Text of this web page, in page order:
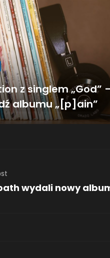
z singlem „God”
albumu „[p]ain”
wydali nowy